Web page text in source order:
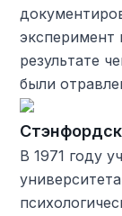
эксперимент
результате
были
В 1971 году